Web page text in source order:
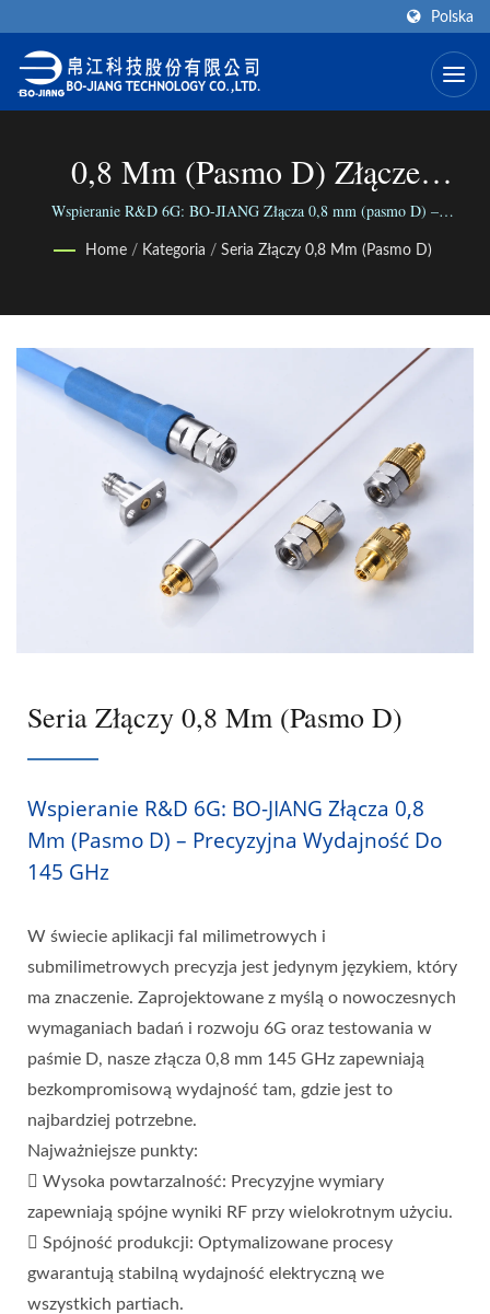
Polska
0,8 Mm (pasmo D) Złącze
Współosiowe | Producent Złącz
Koaksjalnych SMA (typ End-
Wspieranie R&D 6G: BO-JIANG Złącza 0,8 mm (pasmo D) –
wszechstronnej gamy złącz; Łączymy ludzi dzięki naszej niezawodnej
Home / Kategoria / Seria Złączy 0,8 Mm (pasmo D)
Seria Złączy 0,8 Mm (pasmo D)
Wspieranie R&D 6G: BO-JIANG Złącza 0,8
Mm (pasmo D) – Precyzyjna Wydajność Do
145 GHz
W świecie aplikacji fal milimetrowych i
submilimetrowych precyzja jest jedynym językiem, który
ma znaczenie. Zaprojektowane z myślą o nowoczesnych
wymaganiach badań i rozwoju 6G oraz testowania w
paśmie D, nasze złącza 0,8 mm 145 GHz zapewniają
bezkompromisową wydajność tam, gdzie jest to
najbardziej potrzebne.
Najważniejsze punkty:
 Wysoka powtarzalność: Precyzyjne wymiary
zapewniają spójne wyniki RF przy wielokrotnym użyciu.
 Spójność produkcji: Optymalizowane procesy
gwarantują stabilną wydajność elektryczną we
wszystkich partiach.